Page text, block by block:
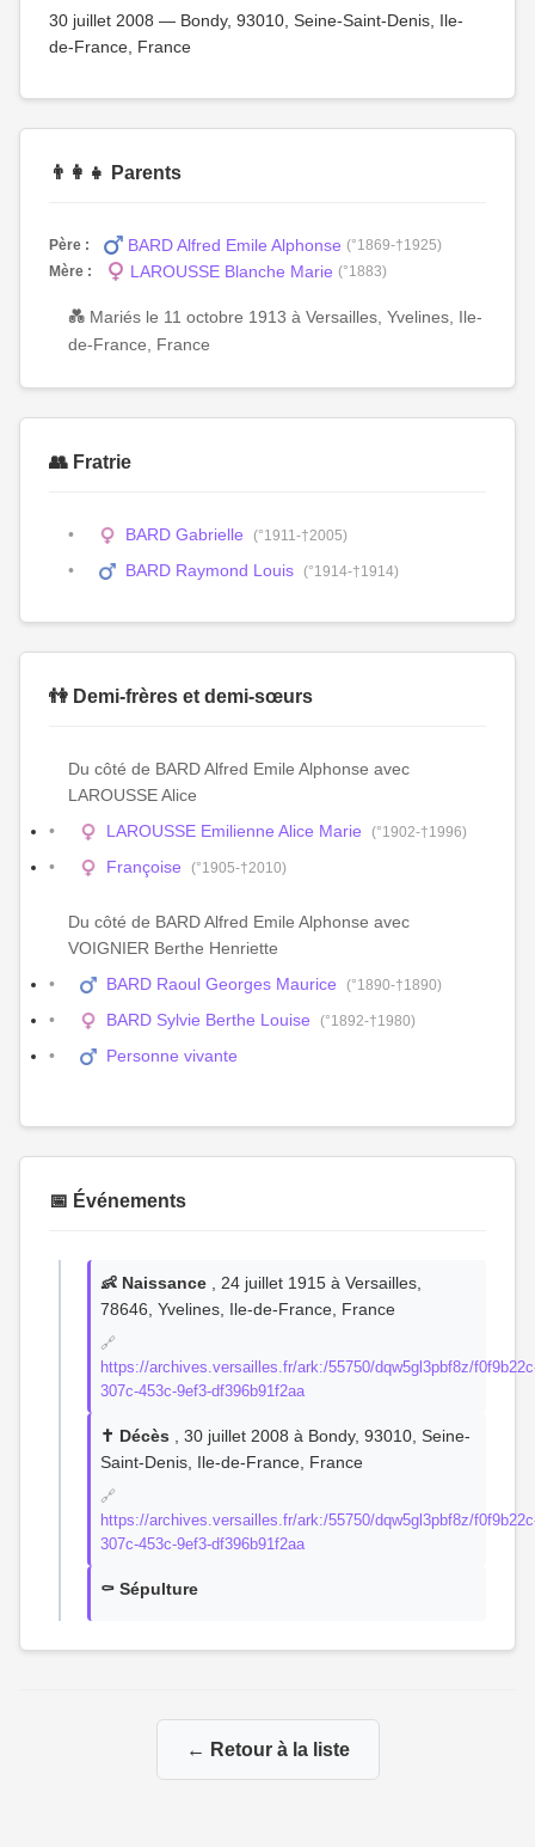
30 juillet 2008 — Bondy, 93010, Seine-Saint-Denis, Ile-
de-France, France
👨‍👩‍👧 Parents
Père : BARD Alfred Emile Alphonse (°1869-†1925)
Mère :
LAROUSSE Blanche Marie (°1883)
💑 Mariés le 11 octobre 1913 à Versailles, Yvelines, Ile-
de-France, France
👥 Fratrie
BARD Gabrielle (°1911-†2005)
BARD Raymond Louis (°1914-†1914)
👫 Demi-frères et demi-sœurs
Du côté de BARD Alfred Emile Alphonse avec
LAROUSSE Alice
LAROUSSE Emilienne Alice Marie
(°1902-†1996)
Françoise (°1905-†2010)
Du côté de BARD Alfred Emile Alphonse avec
VOIGNIER Berthe Henriette
BARD Raoul Georges Maurice
(°1890-†1890)
BARD Sylvie Berthe Louise (°1892-†1980)
Personne vivante
📅 Événements
👶 Naissance , 24 juillet 1915 à Versailles,
78646, Yvelines, Ile-de-France, France
🔗
https://archives.versailles.fr/ark:/55750/dqw5gl3pbf8z/
307c-453c-9ef3-df396b91f2aa
✝️ Décès , 30 juillet 2008 à Bondy, 93010, Seine-
Saint-Denis, Ile-de-France, France
🔗
https://archives.versailles.fr/ark:/55750/dqw5gl3pbf8z/
307c-453c-9ef3-df396b91f2aa
⚰️ Sépulture
← Retour à la liste